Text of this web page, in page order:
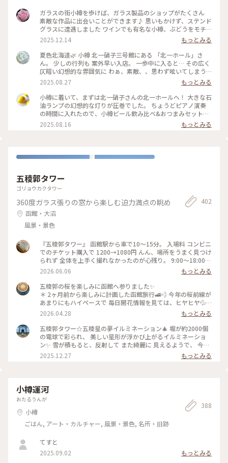
ガラスの街小樽を歩けば、ガラス製品のショップがたくさん
素敵な作品に出会いことができます♪ 思いもかけず、ステンド
グラスに遭遇しました ワインでも有名な小樽、ぶどうをモチ
ーフにした作品でした 散策も楽しい♪ #ことりっぷと一緒 #こ
とりっぷ小樽
2025.12.14
もっとみる
夏色北海道🌿 小樽 北一硝子三号館にある 「北一ホール」さ
ん。 少しの行列も 案外早い入店。 一歩中に入ると… その広く
仄暗い幻想的な雰囲気に わぁ、素敵、、思わず呟いてしまう
ほど。。 木造の梁と柱の レトロな喫茶ホール。 167個の石油
ランプの灯りと 美しいステンドグラスが なんとも幻想的。。
セルフサービスで オーダー後 一番奥の席へ。 北海道の牛乳の
美味しさに すっかりハマり 迷わず 北海道牛乳のソフトクリー
ムと 小樽ビールで ゆるりカフェ時間。 ちょうど ピアノ演奏が
始まり… さらに ロマンチックな雰囲気に。。 ずっと ひたって
いたかった。。 ・ 167個のランプは 開店と同時に スタッフさ
ェ#ゆるりｼﾆｱ旅#ゆるり夏時間
2025.08.27
もっとみる
小樽に着いて、まずは北一硝子さんの北一ホールへ！ 大きな石
油ランプの幻想的な灯りが圧巻でした。 ちょうどピアノ演奏
の時間に入れたので、小樽ビール飲み比べ&おつまみセットと
ミルクティーソフトをいただきながら、素敵な演奏と空間を堪
能。 長年憧れだった場所に行けて感動でした✨ #北海道 #小樽
2025.08.16 もっとみる
五稜郭タワー
ゴリョウカクタワー
360度ガラス張りの窓から楽しむ迫力満点の眺め
函館・大沼
風景・景色
402
『五稜郭タワー』 函館駅から車で10〜15分。 入場料 コンビニ
でのチケット購入で 1200→1080円 んん、場所をうまく見つけ
られず 全体を上手く撮れなかったのが心残り。 9:00〜18:00
P:近隣コインP #五稜郭タワー 北海道函館市五稜郭町43-9 #函
館名所#函館スポット #函館観光 #五稜郭
2026.06.06
もっとみる
五稜郭の桜を楽しみに函館へ参りました✨
＊ 2ヶ月前から楽しみに計画した函館旅行🚄💨 今年の桜前線が
あまりにもハイペースで 毎日開花情報を見ては、ヒヤヒヤ💦 4
月28日現在散り始めてしまってますが それでも五稜郭タワー
からの五芒星は 桜色に包まれていました✨
＊ #ちいさな列車旅 #函館 #五稜郭
2026.04.28
もっとみる
五稜郭タワー☆五稜星の夢イルミネーション🎄 堀が約2000個
の電球で彩られ、 美しい星形が浮かび上がるイルミネーショ
ン✨ 雪が積もると、反射して また綺麗に 見えるようで、 今年
は まだ雪が少ないの で、このような感じです♪♪ 真ん中のオ
レンジ色に ライトアップされているのは 復元された函館奉行
2025.12.27 もっとみる
小樽運河
おたるうんが
小樽
ごはん, アート・カルチャー, 風景・景色, 名所・旧跡
388
てすと
2025.09.02
もっとみる